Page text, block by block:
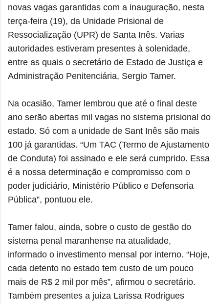
novas vagas garantidas com a inauguração, nesta
terça-feira (19), da Unidade Prisional de
Ressocialização (UPR) de Santa Inês. Varias
autoridades estiveram presentes à solenidade,
entre as quais o secretário de Estado de Justiça e
Administração Penitenciária, Sergio Tamer.
Na ocasião, Tamer lembrou que até o final deste
ano serão abertas mil vagas no sistema prisional do
estado. Só com a unidade de Sant Inês são mais
100 já garantidas. “Um TAC (Termo de Ajustamento
de Conduta) foi assinado e ele será cumprido. Essa
é a nossa determinação e compromisso com o
poder judiciário, Ministério Público e Defensoria
Pública”, pontuou ele.
Tamer falou, ainda, sobre o custo de gestão do
sistema penal maranhense na atualidade,
informado o investimento mensal por interno. “Hoje,
cada detento no estado tem custo de um pouco
mais de R$ 2 mil por mês”, afirmou o secretário.
Também presentes a juíza Larissa Rodrigues